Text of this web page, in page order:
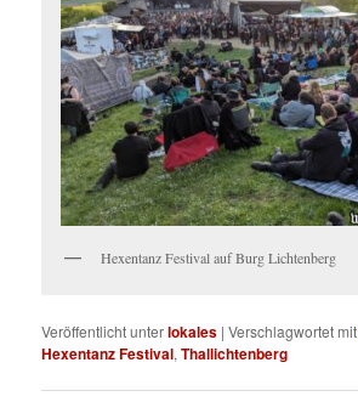
Hexentanz Festival auf Burg Lichtenberg
Veröffentlicht unterlokales |Verschlagwortet mit
Hexentanz Festival,Thallichtenberg